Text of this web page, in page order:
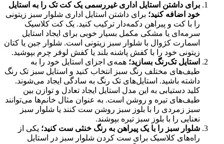
برای داشتن استایل اداری غیررسمی یک کت تک را به استایل
خود اضافه کنید؛ برای داشتن استایل اداری شلوار سبز زیتونی
را با کت و پیراهن دکمه‌دار ترکیب کنید. یک کت کلاسیک
سرمه‌ای یا مشکی مکمل بسیار خوبی برای ایجاد استایل
اسمارت کژوال با شلوار سبز زیتونی است. شلوار جین یا کتان
زیتونی خود را با کفش پاشنه بلند یا کفش لوفر چرم بپوشید.
استایل تک‌رنگ بسازید؛ همه‌ی اجزای استایل خود را به
طیف‌های مختلف رنگ سبز انتخاب کنید و استایل سبز تک رنگ
داشته باشید. استایل‌های تک رنگ به سادگی ایجاد می‌شوند.
کلید دستیابی به این مدل استایل ایجاد تعادل و توازن بین
طیف‌های تیره و روشن است. به عنوان مثال خانم‌ها می‌توانند
سبز زمردی را با بلوز سبز روشن ست کنند یا شلوار سبز
نعنایی را با بلوز سبز تیره بپوشند.
شلوار سبز را با یک پیراهن به رنگ خنثی ست کنید؛ یکی از
راه‌های کلاسیک برای ست کردن شلوار سبز در استایل